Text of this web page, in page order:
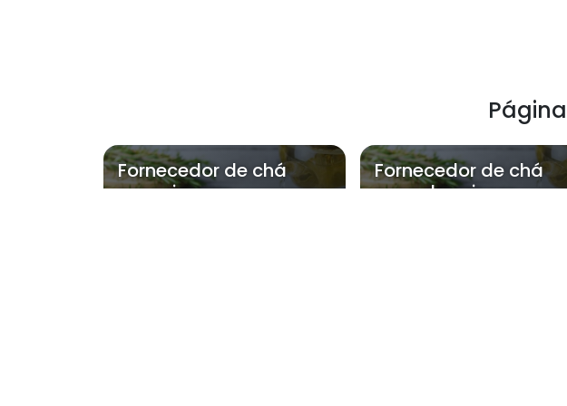
Fornecedor de chá
para rins em
Fornecedor de chá
para dormir em